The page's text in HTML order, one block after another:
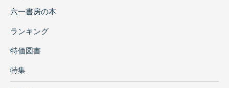
六一書房の本
ランキング
特価図書
特集